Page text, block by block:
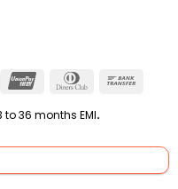
UnionPay
Dinners
36 months EMI.